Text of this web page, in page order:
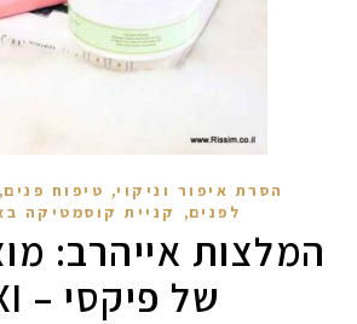
הסרת איפור וניקוי, טיפוח פנים,
לפנים, קניית קוסמטיקה
המלצות אייהרב:
של פיקסי – PIXI‎